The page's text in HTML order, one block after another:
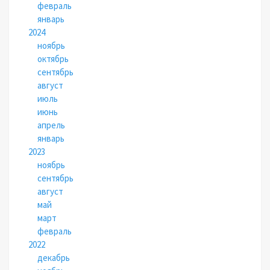
февраль
январь
2024
ноябрь
октябрь
сентябрь
август
июль
июнь
апрель
январь
2023
ноябрь
сентябрь
август
май
март
февраль
2022
декабрь